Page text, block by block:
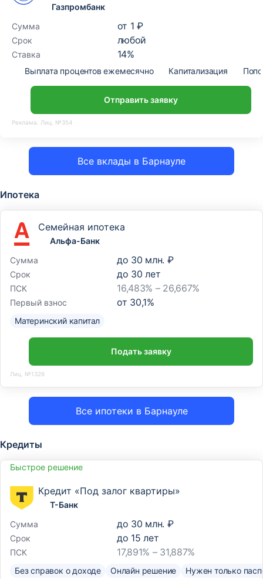
Все вклады в Барнауле
Газпромбанк
Сумма
от 1 ₽
Срок любой
Ставка 14%
Выплата процентов ежемесячно Капитализация
Отправить заявку
Реклама. Лиц. №354
Ипотека
Все ипотеки в Барнауле
Семейная ипотека
Альфа-Банк
Сумма
до 30 млн. ₽
Срок до 30 лет
ПСК 16,483% – 26,667%
Первый взнос от 30,1%
Материнский капитал
Подать заявку
Лиц. №1326
Кредиты
Быстрое решение
Кредит «Под залог квартиры»
Т-Банк
Сумма
до 30 млн. ₽
Срок до 15 лет
ПСК 17,891% – 31,887%
Без справок о доходе Онлайн решение Нужен только